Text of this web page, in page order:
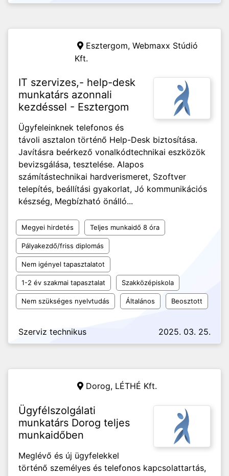
Esztergom, Webmaxx Stúdió
Kft.
IT szervizes,- help-desk
munkatárs azonnali
kezdéssel - Esztergom
Ügyfeleinknek telefonos és
távoli asztalon történő Help-Desk biztosítása.
Javításra beérkező vonalkódtechnikai eszközök
bevizsgálása, tesztelése. Alapos
számítástechnikai hardverismeret, Szoftver
telepítés, beállítási gyakorlat, Jó kommunikációs
készség, Megbízható önálló...
Megyei hirdetés Teljes munkaidő 8 óra
Pályakezdő/friss diplomás
Nem igényel tapasztalatot
1-2 év szakmai tapasztalat Szakközépiskola
Nem szükséges nyelvtudás Általános Beosztott
Szerviz technikus 2025. 03. 25.
Dorog, LÉTHÉ Kft.
Ügyfélszolgálati
munkatárs Dorog teljes
munkaidőben
Meglévő és új ügyfelekkel
történő személyes és telefonos kapcsolattartás,